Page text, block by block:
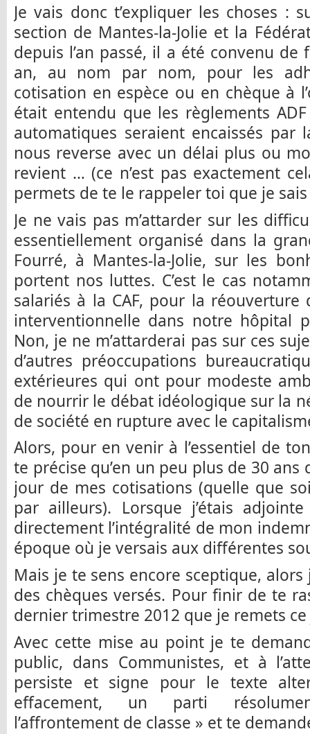
Je vais donc t’expliquer les choses :
section de Mantes-la-Jolie et la
depuis l’an passé, il a été convenu
an, au nom par nom, pour les
cotisation en espèce ou en chèque à
était entendu que les règlements
automatiques seraient encaissés par
nous reverse avec un délai plus ou
revient … (ce n’est pas exactement
permets de te le rappeler toi que je
Je ne vais pas m’attarder sur les
essentiellement organisé dans la
Fourré, à Mantes-la-Jolie, sur les
portent nos luttes. C’est le cas
salariés à la CAF, pour la
interventionnelle dans notre hôpital
Non, je ne m’attarderai pas sur ces
d’autres préoccupations
extérieures qui ont pour modeste
de nourrir le débat idéologique sur la
de société en rupture avec le
Alors, pour en venir à l’essentiel de
te précise qu’en un peu plus de 30 ans
jour de mes cotisations (quelle que
par ailleurs). Lorsque j’étais
directement l’intégralité de mon
époque où je versais aux différentes
Mais je te sens encore sceptique, alors
des chèques versés. Pour finir de te
dernier trimestre 2012 que je remets
Avec cette mise au point je te
public, dans Communistes, et à
persiste et signe pour le texte
effacement, un parti
l’affrontement de classe » et te